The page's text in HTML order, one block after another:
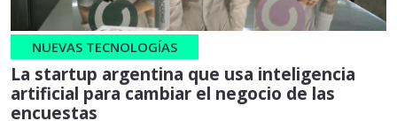
NUEVAS TECNOLOGÍAS
La startup argentina que usa inteligencia
artificial para cambiar el negocio de las
encuestas